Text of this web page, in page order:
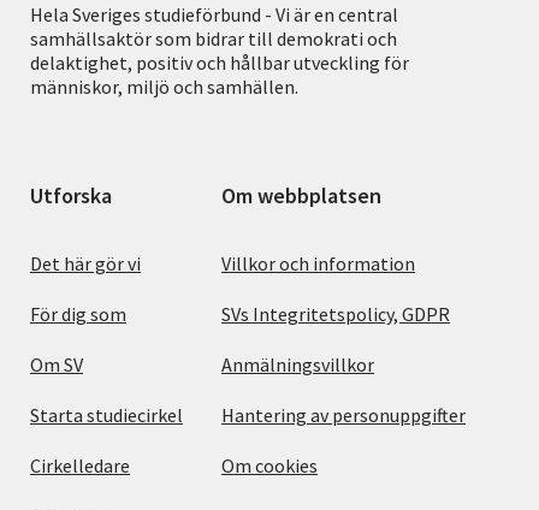
Hela Sveriges studieförbund - Vi är en central
samhällsaktör som bidrar till demokrati och
delaktighet, positiv och hållbar utveckling för
människor, miljö och samhällen.
Utforska
Det här gör vi
För dig som
Om SV
Starta studiecirkel
Cirkelledare
Om webbplatsen
Villkor och information
SVs Integritetspolicy, GDPR
Anmälningsvillkor
Hantering av personuppgifter
Om cookies